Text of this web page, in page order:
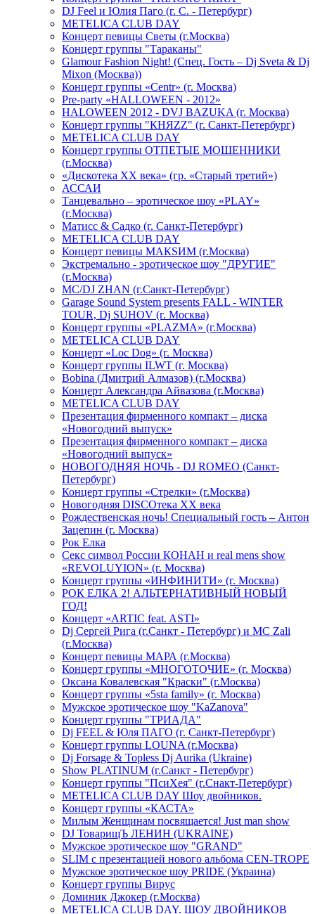
DJ Feel и Юлия Паго (г. С. - Петербург)
METELICA CLUB DAY
Концерт певицы Светы (г.Москва)
Концерт группы "Тараканы"
Glamour Fashion Night! (Спец. Гость – Dj Sveta & Dj
Mixon (Москва))
Концерт группы «Centr» (г. Москва)
Pre-party «HALLOWEEN - 2012»
HALOWEEN 2012 - DVJ BAZUKA (г. Москва)
Концерт группы "КНЯZZ" (г. Санкт-Петербург)
METELICA CLUB DAY
Концерт группы ОТПЕТЫЕ МОШЕННИКИ
(г.Москва)
«Дискотека ХХ века» (гр. «Старый третий»)
АССАИ
Танцевально – эротическое шоу «PLAY»
(г.Москва)
Матисс & Садко (г. Санкт-Петербург)
METELICA CLUB DAY
Концерт певицы МАКSИМ (г.Москва)
Экстремально - эротическое шоу "ДРУГИЕ"
(г.Москва)
МС/DJ ZHAN (г.Санкт-Петербург)
Garage Sound System presents FALL - WINTER
TOUR, Dj SUHOV (г. Москва)
Концерт группы «PLAZMA» (г.Москва)
METELICA CLUB DAY
Концерт «Loc Dog» (г. Москва)
Концерт группы ILWT (г. Москва)
Bobina (Дмитрий Алмазов) (г.Москва)
Концерт Александра Айвазова (г.Москва)
METELICA CLUB DAY
Презентация фирменного компакт – диска
«Новогодний выпуск»
Презентация фирменного компакт – диска
«Новогодний выпуск»
НОВОГОДНЯЯ НОЧЬ - DJ ROMEO (Санкт-
Петербург)
Концерт группы «Стрелки» (г.Москва)
Новогодняя DISCOтека ХХ века
Рождественская ночь! Специальный гость – Антон
Зацепин (г. Москва)
Рок Елка
Секс символ России КОНАН и real mens show
«REVOLUYION» (г. Москва)
Концерт группы «ИНФИНИТИ» (г. Москва)
РОК ЕЛКА 2! АЛЬТЕРНАТИВНЫЙ НОВЫЙ
ГОД!
Концерт «ARTIC feat. ASTI»
Dj Сергей Рига (г.Санкт - Петербург) и MC Zali
(г.Москва)
Концерт певицы МАРА (г.Москва)
Концерт группы «МНОГОТОЧИЕ» (г. Москва)
Оксана Ковалевская "Краски" (г.Москва)
Концерт группы «5sta family» (г. Москва)
Мужское эротическое шоу "KaZanova"
Концерт группы "ТРИАДА"
Dj FEEL & Юля ПАГО (г. Санкт-Петербург)
Концерт группы LOUNA (г.Москва)
Dj Forsage & Topless Dj Aurika (Ukraine)
Show PLATINUM (г.Санкт - Петербург)
Концерт группы "ПсиХея" (г.Снакт-Петербург)
METELICA CLUB DAY Шоу двойников.
Концерт группы «КАСТА»
Милым Женщинам посвящается! Just man show
DJ ТоварищЪ ЛЕНИН (UKRAINE)
Мужское эротическое шоу "GRAND"
SLIM с презентацией нового альбома CEN-TROPE
Мужское эротическое шоу PRIDE (Украина)
Концерт группы Вирус
Доминик Джокер (г.Москва)
METELICA CLUB DAY. ШОУ ДВОЙНИКОВ